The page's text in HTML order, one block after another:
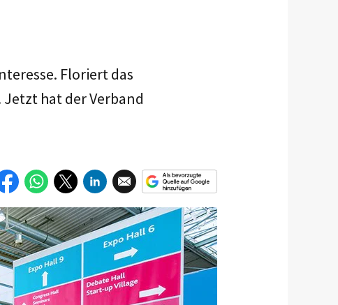
Floriert das
hat der Verband